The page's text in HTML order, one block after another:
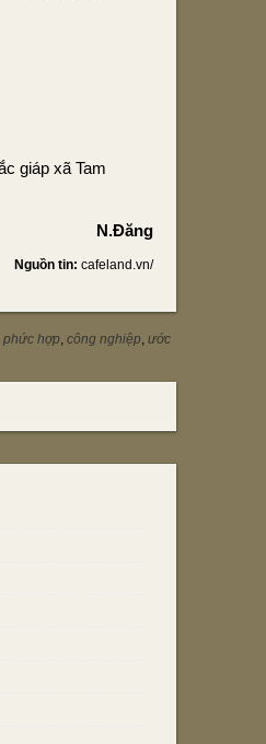
giáp xã Tam
N.Đăng
Nguồn tin: cafeland.vn/
phức hợp, công nghiệp, ước